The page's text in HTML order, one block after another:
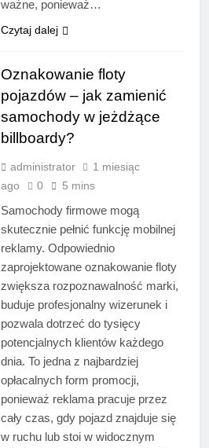
ważne, ponieważ…
Czytaj dalej
Oznakowanie floty
pojazdów – jak zamienić
samochody w jeżdżące
billboardy?
administrator
1 miesiąc
ago
0 5 mins
Samochody firmowe mogą
skutecznie pełnić funkcję mobilnej
reklamy. Odpowiednio
zaprojektowane oznakowanie floty
zwiększa rozpoznawalność marki,
buduje profesjonalny wizerunek i
pozwala dotrzeć do tysięcy
potencjalnych klientów każdego
dnia. To jedna z najbardziej
opłacalnych form promocji,
ponieważ reklama pracuje przez
cały czas, gdy pojazd znajduje się
w ruchu lub stoi w widocznym